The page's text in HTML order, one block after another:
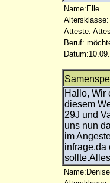
Name:Elle
Altersklasse:
Atteste:
Beruf:
Hallo, Wir
diesem
29J und
uns nun
im
infrage,da